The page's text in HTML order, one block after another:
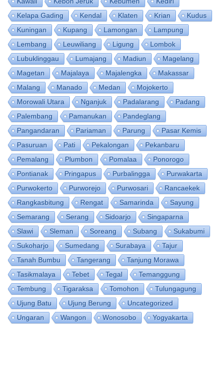
Kelapa Gading
Kendal Klaten Krian
Kudus
Kuningan
Kupang Lamongan
Lampung
Lembang
Leuwiliang Ligung
Lombok
Lubuklinggau
Lumajang Madiun
Magelang
Magetan
Majalaya Majalengka
Makassar
Malang
Manado Medan
Mojokerto
Morowali Utara
Nganjuk Padalarang
Padang
Palembang
Pamanukan
Pandeglang
Pangandaran
Pariaman Parung
Pasar Kemis
Pasuruan
Pati Pekalongan
Pekanbaru
Pemalang
Plumbon Pomalaa
Ponorogo
Pontianak
Pringapus Purbalingga
Purwakarta
Purwokerto
Purworejo Purwosari
Rancaekek
Rangkasbitung
Rengat Samarinda
Sayung
Semarang
Serang Sidoarjo
Singaparna
Slawi
Sleman Soreang Subang
Sukabumi
Sukoharjo
Sumedang Surabaya
Tajur
Tanah Bumbu
Tangerang
Tanjung Morawa
Tasikmalaya
Tebet Tegal
Temanggung
Tembung
Tigaraksa Tomohon
Tulungagung
Ujung Batu
Ujung Berung
Uncategorized
Ungaran
Wangon Wonosobo Yogyakarta